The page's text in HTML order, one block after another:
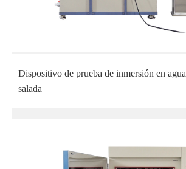
Dispositivo de prueba de inmersión en agua
salada